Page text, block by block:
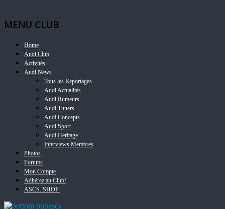
MENU CLUB
Home
Audi Club
Activités
Audi News
Tous les Reportages
Audi Actualités
Audi Rumeurs
Audi Tuners
Audi Concepts
Audi Sport
Audi Heritage
Interviews Membres
Photos
Forums
Mon Compte
Adhérez au Club!
ASCS. SHOP.